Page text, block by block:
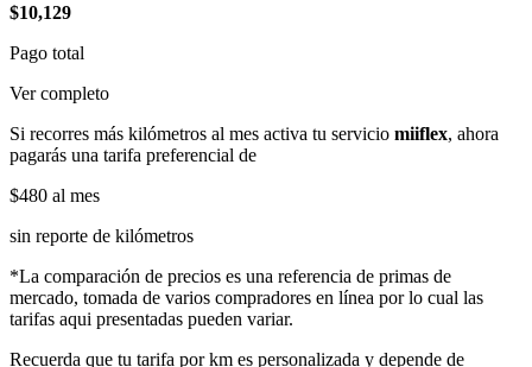
$10,129
Pago total
Ver completo
Si recorres más kilómetros al mes activa tu servicio miiflex, ahora
pagarás una tarifa preferencial de
$480 al mes
sin reporte de kilómetros
*La comparación de precios es una referencia de primas de
mercado, tomada de varios compradores en línea por lo cual las
tarifas aqui presentadas pueden variar.
Recuerda que tu tarifa por km es personalizada y depende de